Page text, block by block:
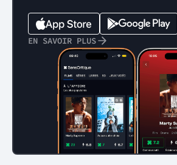
EN SAVOIR PLUS